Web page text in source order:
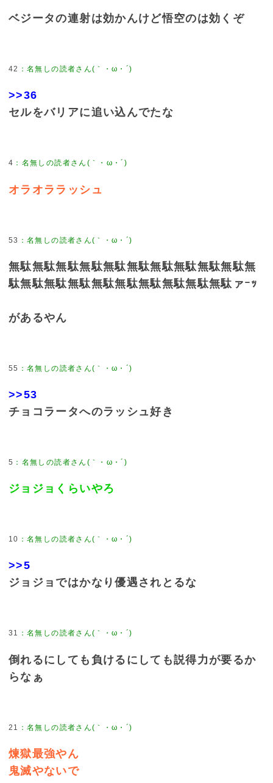
ベジータの連射は効かんけど悟空のは効くぞ
42
>>36
セルをバリアに追い込んでたな
4
オラオララッシュ
53
無駄無駄無駄無駄無駄無駄無駄無駄無駄無駄無
駄無駄無駄無駄無駄無駄無駄無駄無駄無駄ァｰｯ
があるやん
55
>>53
チョコラータへのラッシュ好き
5
ジョジョくらいやろ
10
>>5
ジョジョではかなり優遇されとるな
31
倒れるにしても負けるにしても説得力が要るか
らなぁ
21
煉獄最強やん
鬼滅やないで